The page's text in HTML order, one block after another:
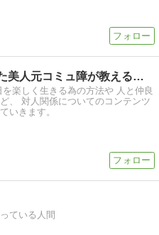
うつになりかけた美人元コミュ障が教える人心掌握術のブログ
しく生きる為の方法や 人と仲良
テンツ
いきます。
ている人間